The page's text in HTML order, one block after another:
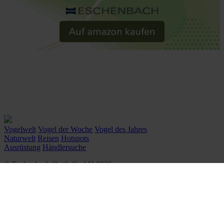
Vogelwelt Vogel der Woche Vogel des Jahres
Naturwelt Reisen Hotspots
Ausrüstung Händlersuche
© Eschenbach Optik GmbH 2026